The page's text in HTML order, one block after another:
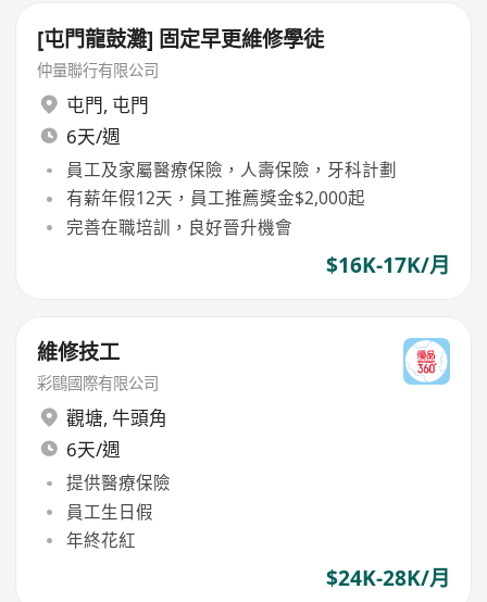
[屯門龍鼓灘] 固定早更維修學徒
仲量聯行有限公司
屯門, 屯門
6天/週
員工及家屬醫療保險，人壽保險，牙科計劃
有薪年假12天，員工推薦獎金$2,000起
完善在職培訓，良好晉升機會
$16K-17K/月
維修技工
彩鷗國際有限公司
觀塘, 牛頭角
6天/週
提供醫療保險
員工生日假
年終花紅
$24K-28K/月